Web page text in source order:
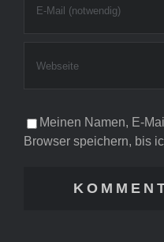
Meinen Namen, E-
Browser speichern, bis